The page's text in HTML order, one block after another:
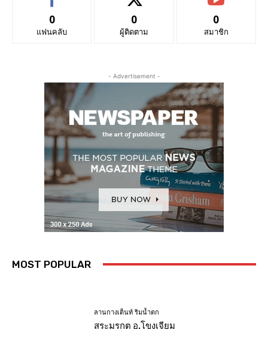
0
แฟนคลับ
0
ผู้ติดตาม
0
สมาชิก
- Advertisement -
MOST POPULAR
ลานกางเต็นท์ ริมน้ำตก
สระมรกต อ.โขงเจียม